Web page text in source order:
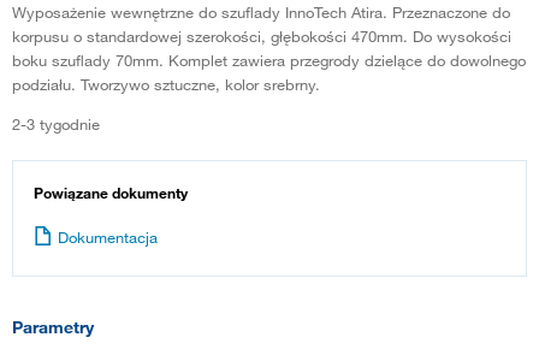
Wyposażenie wewnętrzne do szuflady InnoTech Atira. Przeznaczone do
korpusu o standardowej szerokości, głębokości 470mm. Do wysokości
boku szuflady 70mm. Komplet zawiera przegrody dzielące do dowolnego
podziału. Tworzywo sztuczne, kolor srebrny.
2-3 tygodnie
Powiązane dokumenty
Dokumentacja
Parametry